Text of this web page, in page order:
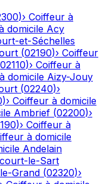
)› Coiffeur à
domicile Acy
et-Séchelles
(02190)› Coiffeur
02110)› Coiffeur à
domicile Aizy-Jouy
(02240)›
)› Coiffeur à domicile
Ambrief (02200)›
)› Coiffeur à
à domicile
Andelain
le-Sart
Grand (02320)›